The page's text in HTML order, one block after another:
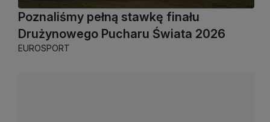
Poznaliśmy pełną stawkę finału
Drużynowego Pucharu Świata 2026
EUROSPORT